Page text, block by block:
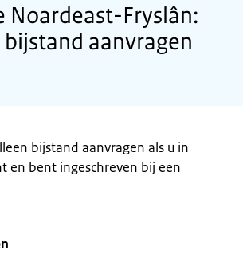
Noardeast-Fryslân:
aanvragen
bijstand aanvragen als u in
en bent ingeschreven bij een